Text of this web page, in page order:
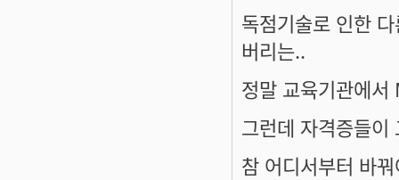
독점기술로 인한
버리는..
정말 교육기관에
그런데 자격증들
참 어디서부터 바